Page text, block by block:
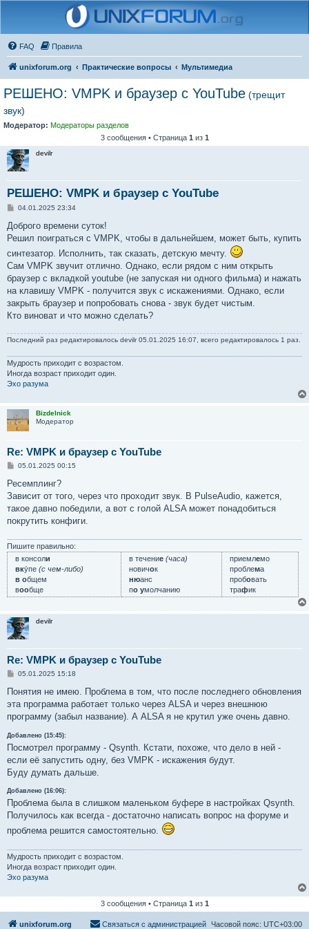
FAQ Правила
unixforum.org Практические вопросы Мультимедиа
РЕШЕНО: VMPK и браузер с YouTube (трещит
звук)
Модератор: Модераторы разделов
3 сообщения • Страница 1 из 1
devilr
РЕШЕНО: VMPK и браузер с YouTube
С
о
щ
н
и
04.01.2025 23:34
Доброго времени суток!
Решил поиграться с VMPK, чтобы в дальнейшем, может быть, купить
синтезатор. Исполнить, так сказать, детскую мечту.
Сам VMPK звучит отлично. Однако, если рядом с ним открыть
браузер с вкладкой youtube (не запуская ни одного фильма) и нажать
на клавишу VMPK - получится звук с искажениями. Однако, если
закрыть браузер и попробовать снова - звук будет чистым.
Кто виноват и что можно сделать?
Последний раз редактировалось devilr05.01.2025 16:07, всего редактировалось 1 раз.
Мудрость приходит с возрастом.
Иногда возраст приходит один.
Эхо разума
Bizdelnick
Модератор
Re: VMPK и браузер с YouTube
С
о
щ
е
и
05.01.2025 00:15
Ресемплинг?
Зависит от того, через что проходит звук. В PulseAudio, кажется,
такое давно победили, а вот с голой ALSA может понадобиться
покрутить конфиги.
Пишите правильно:
в консоли
вку́пе (с чем-либо)
в общем
вообще
в течение (часа)
новичок
нюанс
по умолчанию
приемлемо
проблема
пробовать
трафик
devilr
Re: VMPK и браузер с YouTube
С
о
щ
е
е
05.01.2025 15:18
Понятия не имею. Проблема в том, что после последнего обновления
эта программа работает только через ALSA и через внешнюю
программу (забыл название). А ALSA я не крутил уже очень давно.
Добавлено (15:45):
Посмотрел программу - Qsynth. Кстати, похоже, что дело в ней -
если её запустить одну, без VMPK - искажения будут.
Буду думать дальше.
Добавлено (16:06):
Проблема была в слишком маленьком буфере в настройках Qsynth.
Получилось как всегда - достаточно написать вопрос на форуме и
проблема решится самостоятельно.
Мудрость приходит с возрастом.
Иногда возраст приходит один.
Эхо разума
3 сообщения • Страница 1 из 1
unixforum.org Часовой пояс: UTC+03:00
Связаться с администрацией